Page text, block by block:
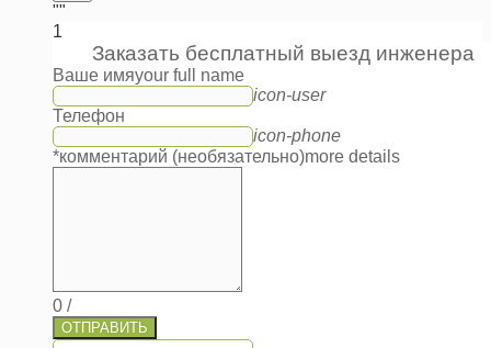
""
1
Заказать бесплатный выезд инженера
Ваше имяyour full name
icon-user
Телефон
icon-phone
*комментарий (необязательно)more details
0 /
ОТПРАВИТЬ